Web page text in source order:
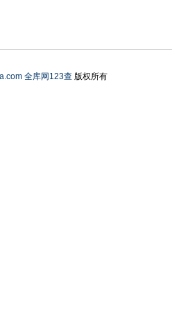
全库网123查版权所有